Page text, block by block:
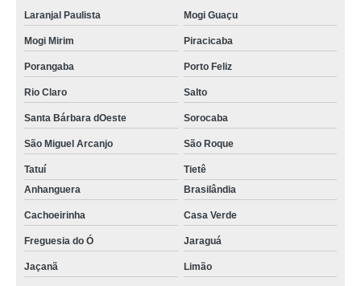
Laranjal Paulista Mogi Guaçu
Mogi Mirim Piracicaba
Porangaba Porto Feliz
Rio Claro Salto
Santa Bárbara dOeste Sorocaba
São Miguel Arcanjo São Roque
Tatuí
Tietê
Anhanguera
Brasilândia
Cachoeirinha Casa Verde
Freguesia do Ó Jaraguá
Jaçanã Limão